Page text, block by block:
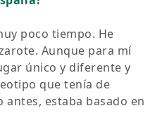
poco tiempo. He
Aunque para mí
único y diferente y
que tenía de
antes, estaba basado en